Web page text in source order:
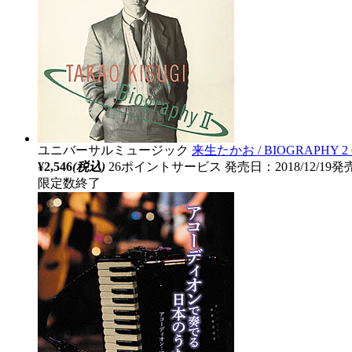
ユニバーサルミュージック 来生たかお / BIOGRAPHY 2
¥2,546(税込) 26ポイントサービス 発売日：2018/12/19発
限定数終了